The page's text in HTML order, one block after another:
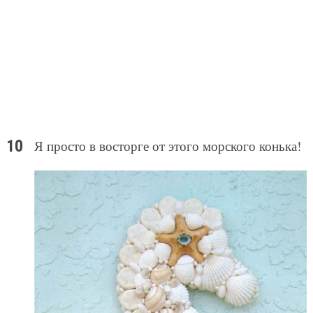
Я просто в восторге от этого морского конька!